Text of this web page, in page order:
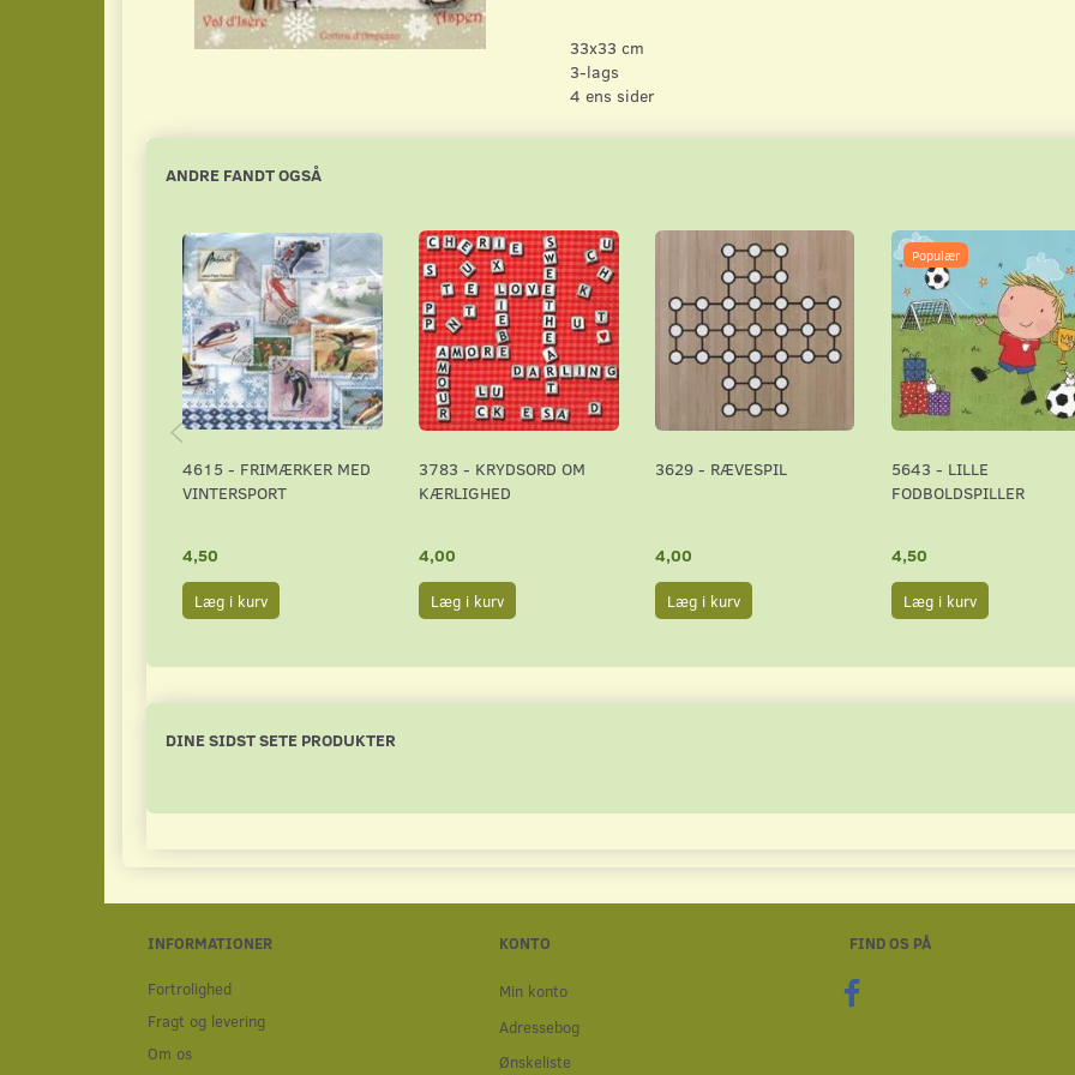
33x33 cm
3-lags
4 ens sider
ANDRE FANDT OGSÅ
4615 - FRIMÆRKER MED
VINTERSPORT
4,50
Læg i kurv
3783 - KRYDSORD OM
KÆRLIGHED
4,00
Læg i kurv
3629 - RÆVESPIL
4,00
Læg i kurv
Populær
5643 - LILLE
FODBOLDSPILLER
4,50
Læg i kurv
DINE SIDST SETE PRODUKTER
INFORMATIONER
Fortrolighed
Fragt og levering
Om os
KONTO
Min konto
Adressebog
Ønskeliste
FIND OS PÅ